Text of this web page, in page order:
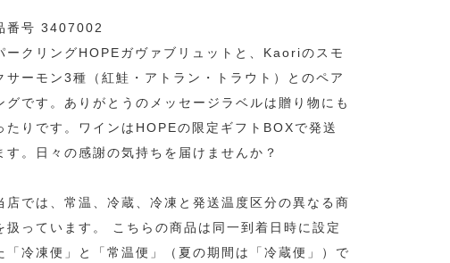
番号 3407002
ークリングHOPEガヴァブリュットと、Kaoriのスモ
サーモン3種（紅鮭・アトラン・トラウト）とのペア
グです。ありがとうのメッセージラベルは贈り物にも
たりです。ワインはHOPEの限定ギフトBOXで発送
す。日々の感謝の気持ちを届けませんか？
店では、常温、冷蔵、冷凍と発送温度区分の異なる商
扱っています。 こちらの商品は同一到着日時に設定
「冷凍便」と「常温便」（夏の期間は「冷蔵便」）で